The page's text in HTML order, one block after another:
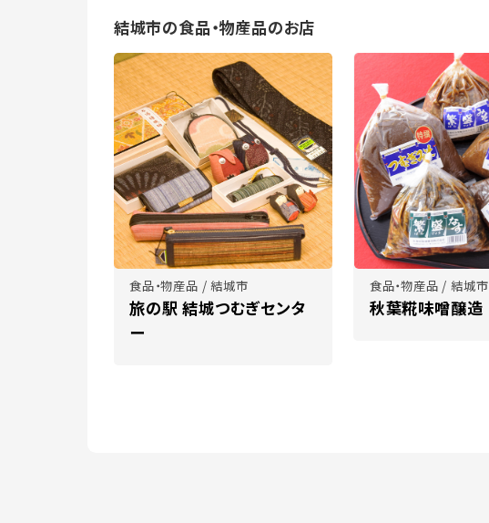
結城市の食品・物産品のお店
食品・物産品 / 結城市
旅の駅 結城つむぎセンタ
ー
食品・物産品 / 結城市
秋葉糀味噌醸造